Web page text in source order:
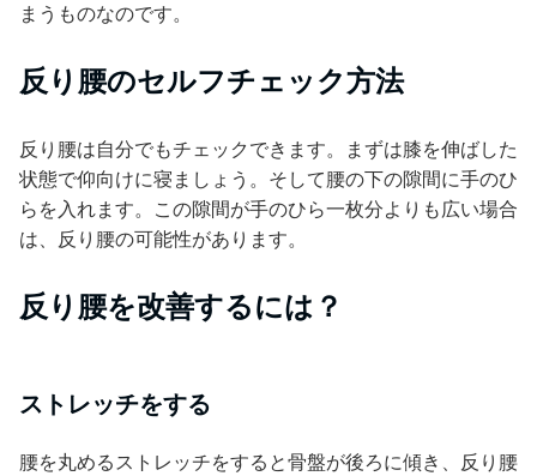
まうものなのです。
反り腰のセルフチェック方法
反り腰は自分でもチェックできます。まずは膝を伸ばした
状態で仰向けに寝ましょう。そして腰の下の隙間に手のひ
らを入れます。この隙間が手のひら一枚分よりも広い場合
は、反り腰の可能性があります。
反り腰を改善するには？
ストレッチをする
腰を丸めるストレッチをすると骨盤が後ろに傾き、反り腰